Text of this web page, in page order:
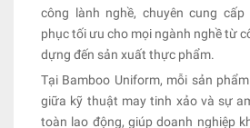
công lành nghề, chuyên cung
phục tối ưu cho mọi ngành nghề từ
dựng đến sản xuất thực phẩm.
Tại Bamboo Uniform, mỗi sản
giữa kỹ thuật may tinh xảo và sự
toàn lao động, giúp doanh nghiệp